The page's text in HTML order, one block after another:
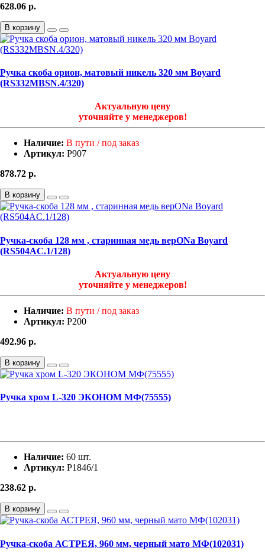
628.06 р.
В корзину
Ручка скоба орион, матовый никель 320 мм Boyard
(RS332MBSN.4/320)
Актуальную цену
уточняйте у менеджеров!
Наличие: В пути / под заказ
Артикул: Р907
878.72 р.
В корзину
Ручка-скоба 128 мм , старинная медь верONа Boyard
(RS504AC.1/128)
Актуальную цену
уточняйте у менеджеров!
Наличие: В пути / под заказ
Артикул: Р200
492.96 р.
В корзину
Ручка хром L-320 ЭКОНОМ МФ(75555)
Наличие: 60 шт.
Артикул: Р1846/1
238.62 р.
В корзину
Ручка-скоба АСТРЕЯ, 960 мм, черный мато МФ(102031)